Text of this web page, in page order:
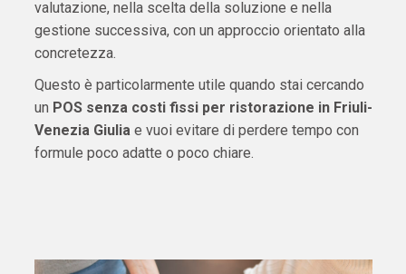
valutazione, nella scelta della soluzione e nella
gestione successiva, con un approccio orientato alla
concretezza.
Questo è particolarmente utile quando stai cercando
un POS senza costi fissi per ristorazione in Friuli-
Venezia Giuliae vuoi evitare di perdere tempo con
formule poco adatte o poco chiare.